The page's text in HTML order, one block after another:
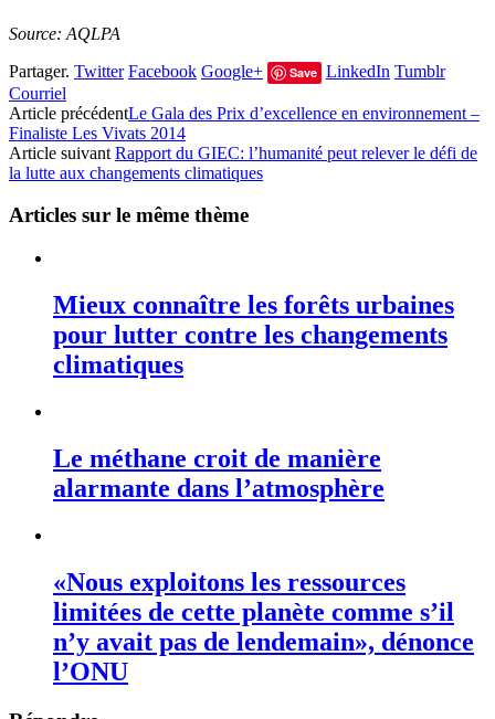
Source: AQLPA
Partager. Twitter Facebook Google+ Save LinkedIn Tumblr
Courriel
Article précédentLe Gala des Prix d’excellence en environnement –
Finaliste Les Vivats 2014
Article suivant Rapport du GIEC: l’humanité peut relever le défi de
la lutte aux changements climatiques
Articles sur le même thème
Mieux connaître les forêts urbaines
pour lutter contre les changements
climatiques
Le méthane croit de manière
alarmante dans l’atmosphère
«Nous exploitons les ressources
limitées de cette planète comme s’il
n’y avait pas de lendemain», dénonce
l’ONU